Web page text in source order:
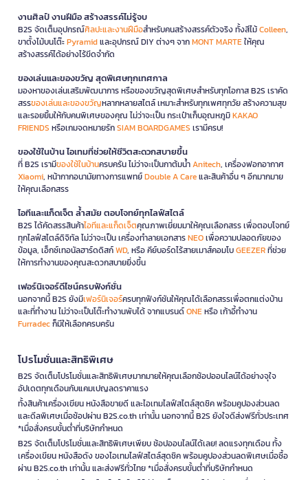
งานศิลป์ งานฝีมือ สร้างสรรค์ไม่รู้จบ
B2S จัดเต็มอุปกรณ์ศิลปะและงานฝีมือสำหรับคนสร้างสรรค์ตัวจริง ทั้งสีไม้Colleen,
ขาตั้งไม้บนโต๊ะPyramidและอุปกรณ์ DIY ต่างๆ จากMONT MARTEให้คุณ
สร้างสรรค์ได้อย่างไร้ขีดจำกัด
ของเล่นและของขวัญ สุดพิเศษทุกเทศกาล
มองหาของเล่นเสริมพัฒนาการ หรือของขวัญสุดพิเศษสำหรับทุกโอกาส B2S เราคัด
สรรของเล่นและของขวัญหลากหลายสไตล์ เหมาะสำหรับทุกเพศทุกวัย สร้างความสุข
และรอยยิ้มให้กับคนพิเศษของคุณ ไม่ว่าจะเป็น กระเป๋าเก็บอุณหภูมิKAKAO
FRIENDS หรือเกมจดหมายรักSIAM BOARDGAMES เรามีครบ!
ของใช้ในบ้าน ไอเทมที่ช่วยให้ชีวิตสะดวกสบายขึ้น
ที่ B2S เรามีของใช้ในบ้านครบครัน ไม่ว่าจะเป็นกาต้มน้ำAnitech, เครื่องฟอกอากาศ
Xiaomi, หน้ากากอนามัยทางการแพทย์Double A Careและสินค้าอื่น ๆ อีกมากมาย
ให้คุณเลือกสรร
ไอทีและแก็ดเจ็ต ล้ำสมัย ตอบโจทย์ทุกไลฟ์สไตล์
B2S ได้คัดสรรสินค้าไอทีและแก็ดเจ็ตคุณภาพเยี่ยมมาให้คุณเลือกสรร เพื่อตอบโจทย์
ทุกไลฟ์สไตล์ดิจิทัล ไม่ว่าจะเป็น เครื่องทำลายเอกสารNEOเพื่อความปลอดภัยของ
ข้อมูล, เอ็กซ์เทอนัลฮาร์ดดิสก์WD, หรือ คีย์บอร์ดไร้สายเมาส์คอมโบGEEZERที่ช่วย
ให้การทำงานของคุณสะดวกสบายยิ่งขึ้น
เฟอร์นิเจอร์ดีไซน์ครบฟังก์ชั่น
นอกจากนี้ B2S ยังมีเฟอร์นิเจอร์ครบทุกฟังก์ชันให้คุณได้เลือกสรรเพื่อตกแต่งบ้าน
และที่ทำงาน ไม่ว่าจะเป็นโต๊ะทำงานพับได้ จากแบรนด์ONEหรือ เก้าอี้ทำงาน
Furradecก็มีให้เลือกครบครัน
โปรโมชั่นและสิทธิพิเศษ
B2S จัดเต็มโปรโมชั่นและสิทธิพิเศษมากมายให้คุณเลือกช้อปออนไลน์ได้อย่างจุใจ
อัปเดตทุกเดือนกับแคมเปญลดราคาแรง
ทั้งสินค้าเครื่องเขียน หนังสือขายดี และไอเทมไลฟ์สไตล์สุดชิค พร้อมคูปองส่วนลด
และดีลพิเศษเมื่อช้อปผ่าน B2S.co.th เท่านั้น นอกจากนี้ B2S ยังใจดีส่งฟรีทั่วประเทศ
*เมื่อสั่งครบขั้นต่ำที่บริษัทกำหนด
B2S จัดเต็มโปรโมชั่นและสิทธิพิเศษเพียบ ช้อปออนไลน์ได้เลย! ลดแรงทุกเดือน ทั้ง
เครื่องเขียน หนังสือดัง ของไอเทมไลฟ์สไตล์สุดชิค พร้อมคูปองส่วนลดพิเศษเมื่อซื้อ
ผ่าน B2S.co.th เท่านั้น และส่งฟรีทั่วไทย *เมื่อสั่งครบขั้นต่ำที่บริษัทกำหนด